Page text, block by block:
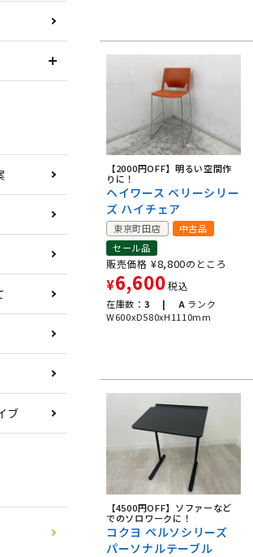
ブ
【2000円OFF】明るい空間作
りに！
ヘイワース ベリーシリー
ズ ハイチェア
東京町田店
中古品
セール品
販売価格 ¥8,800のところ
¥6,600税込
在庫数： 3 | A ランク
W600xD580xH1110mm
【4500円OFF】ソファーなど
でのソロワークに！
コクヨ ペルソシリーズ
パーソナルテーブル